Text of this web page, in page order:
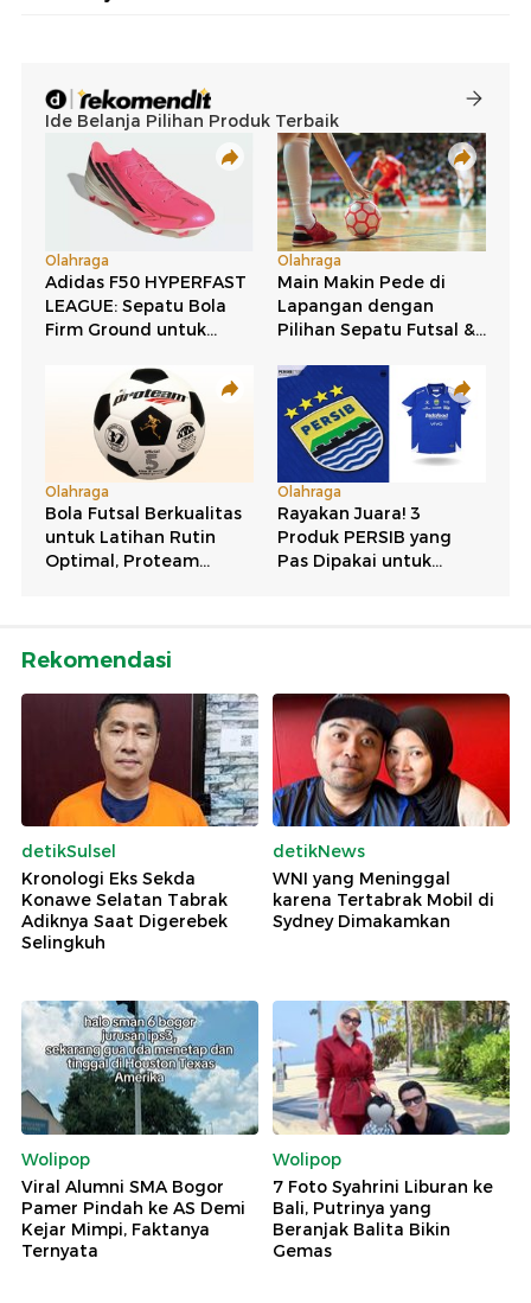
Rekomendasi
detikSulsel
Kronologi Eks Sekda
Konawe Selatan Tabrak
Adiknya Saat Digerebek
Selingkuh
detikNews
WNI yang Meninggal
karena Tertabrak Mobil di
Sydney Dimakamkan
Wolipop
Viral Alumni SMA Bogor
Pamer Pindah ke AS Demi
Kejar Mimpi, Faktanya
Ternyata
Wolipop
7 Foto Syahrini Liburan ke
Bali, Putrinya yang
Beranjak Balita Bikin
Gemas